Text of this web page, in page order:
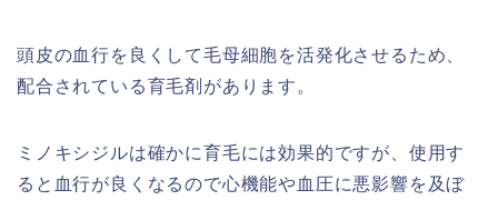
頭皮の血行を良くして毛母細胞を活発化させるため、
配合されている育毛剤があります。
ミノキシジルは確かに育毛には効果的ですが、使用す
ると血行が良くなるので心機能や血圧に悪影響を及ぼ